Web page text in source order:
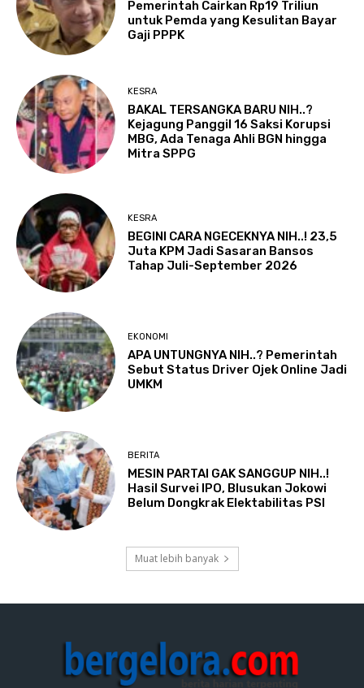
Pemerintah Cairkan Rp19 Triliun
untuk Pemda yang Kesulitan Bayar
Gaji PPPK
KESRA
BAKAL TERSANGKA BARU NIH..?
Kejagung Panggil 16 Saksi Korupsi
MBG, Ada Tenaga Ahli BGN hingga
Mitra SPPG
KESRA
BEGINI CARA NGECEKNYA NIH..! 23,5
Juta KPM Jadi Sasaran Bansos
Tahap Juli-September 2026
EKONOMI
APA UNTUNGNYA NIH..? Pemerintah
Sebut Status Driver Ojek Online Jadi
UMKM
BERITA
MESIN PARTAI GAK SANGGUP NIH..!
Hasil Survei IPO, Blusukan Jokowi
Belum Dongkrak Elektabilitas PSI
Muat lebih banyak